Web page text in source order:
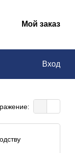
Мой заказ
Вход